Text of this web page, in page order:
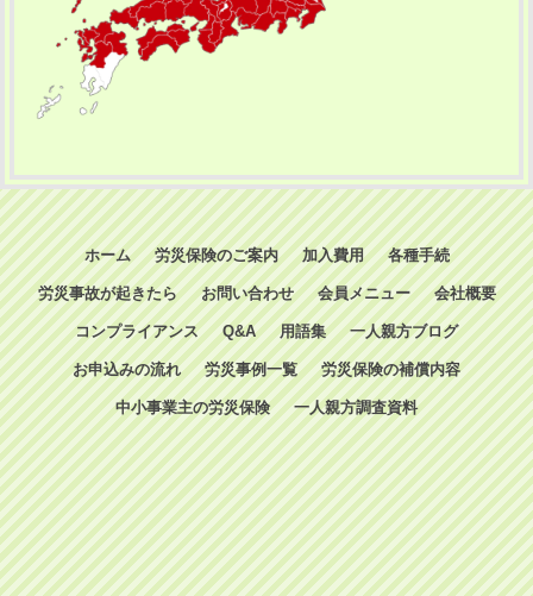
ホーム 労災保険のご案内 加入費用 各種手続
労災事故が起きたら お問い合わせ 会員メニュー 会社概要
コンプライアンス Q&A 用語集 一人親方ブログ
お申込みの流れ 労災事例一覧 労災保険の補償内容
中小事業主の労災保険 一人親方調査資料